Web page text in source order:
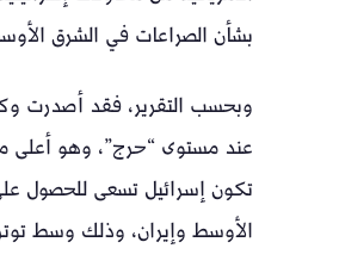
بشأن الصراعات في الشرق
عند مستوى “حرج”، وهو أعلى
تكون إسرائيل تسعى للحصول
الأوسط وإيران، وذلك وسط